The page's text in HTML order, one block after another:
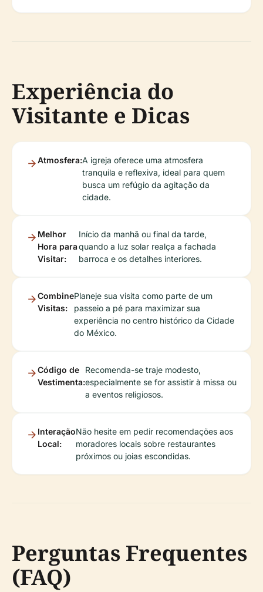
Experiência do
Visitante e Dicas
Atmosfera:A igreja oferece uma atmosfera
tranquila e reflexiva, ideal para quem
busca um refúgio da agitação da
cidade.
Melhor
Hora para
Visitar:
Início da manhã ou final da tarde,
quando a luz solar realça a fachada
barroca e os detalhes interiores.
Combine
Visitas:
Planeje sua visita como parte de um
passeio a pé para maximizar sua
experiência no centro histórico da Cidade
do México.
Código de
Vestimenta:
Recomenda-se traje modesto,
especialmente se for assistir à missa ou
a eventos religiosos.
Interação
Local:
Não hesite em pedir recomendações aos
moradores locais sobre restaurantes
próximos ou joias escondidas.
Perguntas Frequentes
(FAQ)